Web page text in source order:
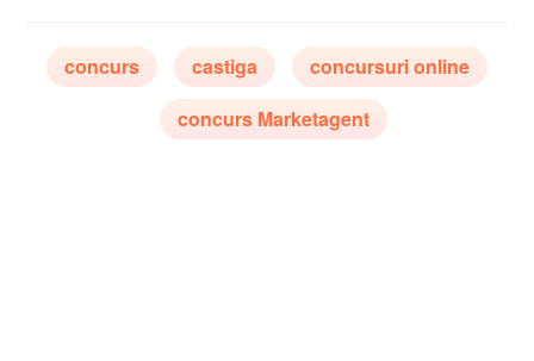
concurs castiga
concursuri online
concurs Marketagent